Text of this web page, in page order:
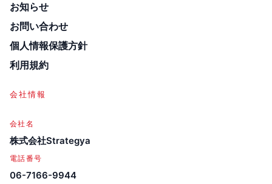
お知らせ
お問い合わせ
個人情報保護方針
利用規約
会社情報
会社名
株式会社Strategya
電話番号
06-7166-9944